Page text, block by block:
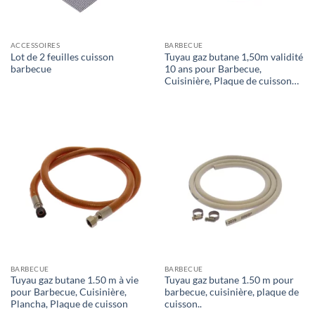
ACCESSOIRES
Lot de 2 feuilles cuisson
barbecue
BARBECUE
Tuyau gaz butane 1,50m validité
10 ans pour Barbecue,
Cuisinière, Plaque de cuisson…
BARBECUE
Tuyau gaz butane 1.50 m à vie
pour Barbecue, Cuisinière,
Plancha, Plaque de cuisson
BARBECUE
Tuyau gaz butane 1.50 m pour
barbecue, cuisinière, plaque de
cuisson..